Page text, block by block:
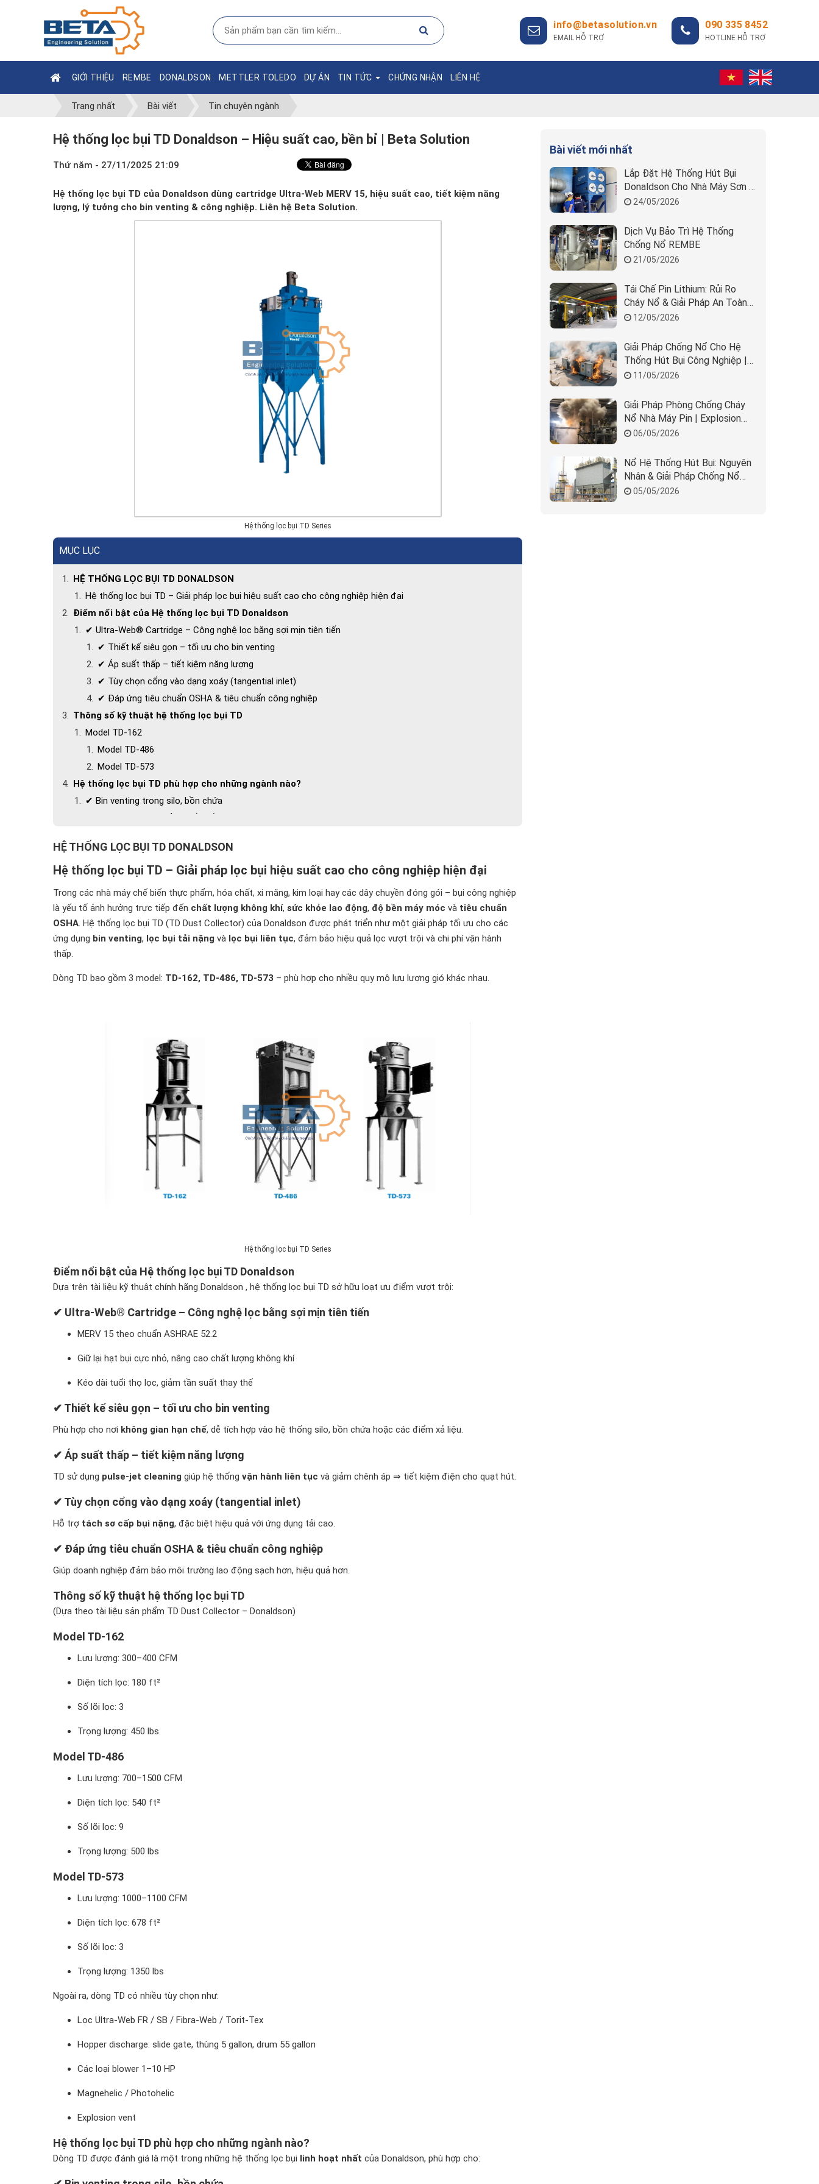
info@betasolution.vn
EMAIL HỖ TRỢ
090 335 8452
HOTLINE HỖ TRỢ
GIỚI THIỆU REMBE DONALDSON METTLER TOLEDO DỰ ÁN TIN TỨC CHỨNG NHẬN LIÊN HỆ
Trang nhất Bài viết Tin chuyên ngành
Hệ thống lọc bụi TD Donaldson – Hiệu suất cao, bền bỉ | Beta Solution
Thứ năm - 27/11/2025 21:09
Hệ thống lọc bụi TD của Donaldson dùng cartridge Ultra-Web MERV 15, hiệu suất cao, tiết kiệm năng
lượng, lý tưởng cho bin venting & công nghiệp. Liên hệ Beta Solution.
Hệ thống lọc bụi TD Series
MỤC LỤC
HỆ THỐNG LỌC BỤI TD DONALDSON
Hệ thống lọc bụi TD – Giải pháp lọc bụi hiệu suất cao cho công nghiệp hiện đại
Điểm nổi bật của Hệ thống lọc bụi TD Donaldson
✔ Ultra-Web® Cartridge – Công nghệ lọc bằng sợi mịn tiên tiến
✔ Thiết kế siêu gọn – tối ưu cho bin venting
✔ Áp suất thấp – tiết kiệm năng lượng
✔ Tùy chọn cổng vào dạng xoáy (tangential inlet)
✔ Đáp ứng tiêu chuẩn OSHA & tiêu chuẩn công nghiệp
Thông số kỹ thuật hệ thống lọc bụi TD
Model TD-162
Model TD-486
Model TD-573
Hệ thống lọc bụi TD phù hợp cho những ngành nào?
✔ Bin venting trong silo, bồn chứa
✔ Ngành thực phẩm – đồ uống
✔ Ngành thức ăn chăn nuôi – nông nghiệp
✔ Xử lý bụi gỗ, giấy, bao bì
✔ Xi măng – vật liệu xây dựng
✔ Tái chế – nghiền – sàng – phối trộn
Lợi ích khi sử dụng Hệ thống lọc bụi TD
✔ Tăng năng suất sản xuất – Giảm thời gian dừng máy
✔ Giảm chi phí vận hành dài hạn
HỆ THỐNG LỌC BỤI TD DONALDSON
Hệ thống lọc bụi TD – Giải pháp lọc bụi hiệu suất cao cho công nghiệp hiện đại
Trong các nhà máy chế biến thực phẩm, hóa chất, xi măng, kim loại hay các dây chuyền đóng gói – bụi công nghiệp
là yếu tố ảnh hưởng trực tiếp đến chất lượng không khí, sức khỏe lao động, độ bền máy móc và tiêu chuẩn
OSHA. Hệ thống lọc bụi TD (TD Dust Collector) của Donaldson được phát triển như một giải pháp tối ưu cho các
ứng dụng bin venting, lọc bụi tải nặng và lọc bụi liên tục, đảm bảo hiệu quả lọc vượt trội và chi phí vận hành
thấp.
Dòng TD bao gồm 3 model: TD-162, TD-486, TD-573 – phù hợp cho nhiều quy mô lưu lượng gió khác nhau.
Hệ thống lọc bụi TD Series
Điểm nổi bật của Hệ thống lọc bụi TD Donaldson
Dựa trên tài liệu kỹ thuật chính hãng Donaldson , hệ thống lọc bụi TD sở hữu loạt ưu điểm vượt trội:
✔ Ultra-Web® Cartridge – Công nghệ lọc bằng sợi mịn tiên tiến
MERV 15 theo chuẩn ASHRAE 52.2
Giữ lại hạt bụi cực nhỏ, nâng cao chất lượng không khí
Kéo dài tuổi thọ lọc, giảm tần suất thay thế
✔ Thiết kế siêu gọn – tối ưu cho bin venting
Phù hợp cho nơi không gian hạn chế, dễ tích hợp vào hệ thống silo, bồn chứa hoặc các điểm xả liệu.
✔ Áp suất thấp – tiết kiệm năng lượng
TD sử dụng pulse-jet cleaning giúp hệ thống vận hành liên tục và giảm chênh áp ⇒ tiết kiệm điện cho quạt hút.
✔ Tùy chọn cổng vào dạng xoáy (tangential inlet)
Hỗ trợ tách sơ cấp bụi nặng, đặc biệt hiệu quả với ứng dụng tải cao.
✔ Đáp ứng tiêu chuẩn OSHA & tiêu chuẩn công nghiệp
Giúp doanh nghiệp đảm bảo môi trường lao động sạch hơn, hiệu quả hơn.
Thông số kỹ thuật hệ thống lọc bụi TD
(Dựa theo tài liệu sản phẩm TD Dust Collector – Donaldson)
Model TD-162
Lưu lượng: 300–400 CFM
Diện tích lọc: 180 ft²
Số lõi lọc: 3
Trọng lượng: 450 lbs
Model TD-486
Lưu lượng: 700–1500 CFM
Diện tích lọc: 540 ft²
Số lõi lọc: 9
Trọng lượng: 500 lbs
Model TD-573
Lưu lượng: 1000–1100 CFM
Diện tích lọc: 678 ft²
Số lõi lọc: 3
Trọng lượng: 1350 lbs
Ngoài ra, dòng TD có nhiều tùy chọn như:
Lọc Ultra-Web FR / SB / Fibra-Web / Torit-Tex
Hopper discharge: slide gate, thùng 5 gallon, drum 55 gallon
Các loại blower 1–10 HP
Magnehelic / Photohelic
Explosion vent
Hệ thống lọc bụi TD phù hợp cho những ngành nào?
Dòng TD được đánh giá là một trong những hệ thống lọc bụi linh hoạt nhất của Donaldson, phù hợp cho:
Bài viết mới nhất
Lắp Đặt Hệ Thống Hút Bụi
Donaldson Cho Nhà Máy Sơn |
Beta Solution
24/05/2026
Dịch Vụ Bảo Trì Hệ Thống
Chống Nổ REMBE
21/05/2026
Tái Chế Pin Lithium: Rủi Ro
Cháy Nổ & Giải Pháp An Toàn
Nhà Máy
12/05/2026
Giải Pháp Chống Nổ Cho Hệ
Thống Hút Bụi Công Nghiệp |
REMBE & Beta Solution
11/05/2026
Giải Pháp Phòng Chống Cháy
Nổ Nhà Máy Pin | Explosion
Protection BESS
06/05/2026
Nổ Hệ Thống Hút Bụi: Nguyên
Nhân & Giải Pháp Chống Nổ
Hiệu Quả
05/05/2026